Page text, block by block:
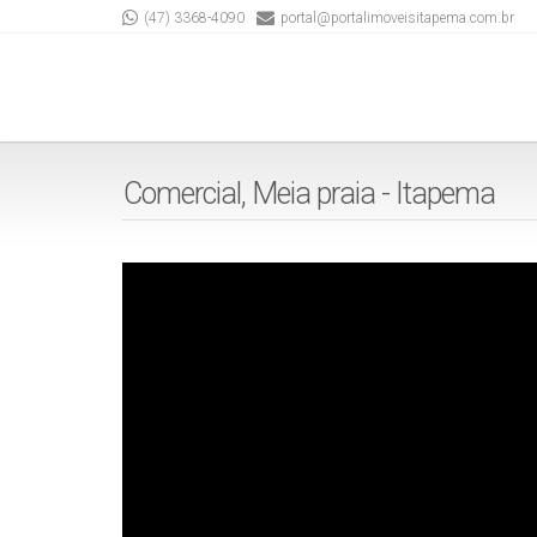
(47) 3368-4090 portal@portalimoveisitapema.com.br
Comercial, Meia praia - Itapema